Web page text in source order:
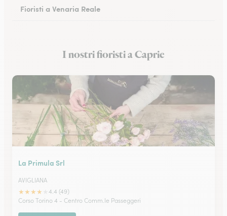
Fioristi a Venaria Reale
Fioristi a AlessandriaI nostri fioristi a Caprie
La Primula Srl
AVIGLIANA
★★★★
4.4 (49)
Corso Torino 4 - Centro Comm.le Passeggeri